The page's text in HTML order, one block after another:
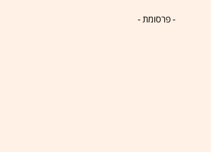
- פרסומת -